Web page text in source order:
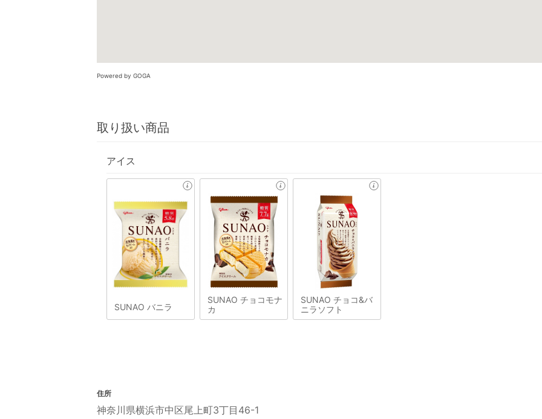
Powered by GOGA
取り扱い商品
アイス
SUNAO バニラ
SUNAO チョコモナ
カ
SUNAO チョコ&バ
ニラソフト
住所
神奈川県横浜市中区尾上町3丁目46-1